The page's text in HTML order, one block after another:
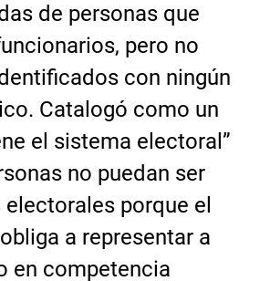
de personas que
pero no
con ningún
Catalogó como un
el sistema electoral”
no puedan ser
porque el
a representar a
en competencia